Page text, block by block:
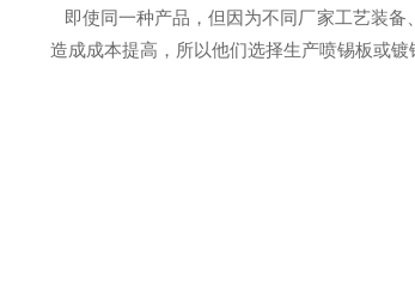
即使同一种产品，但因为不同厂家工艺装
造成成本提高，所以他们选择生产喷锡板或